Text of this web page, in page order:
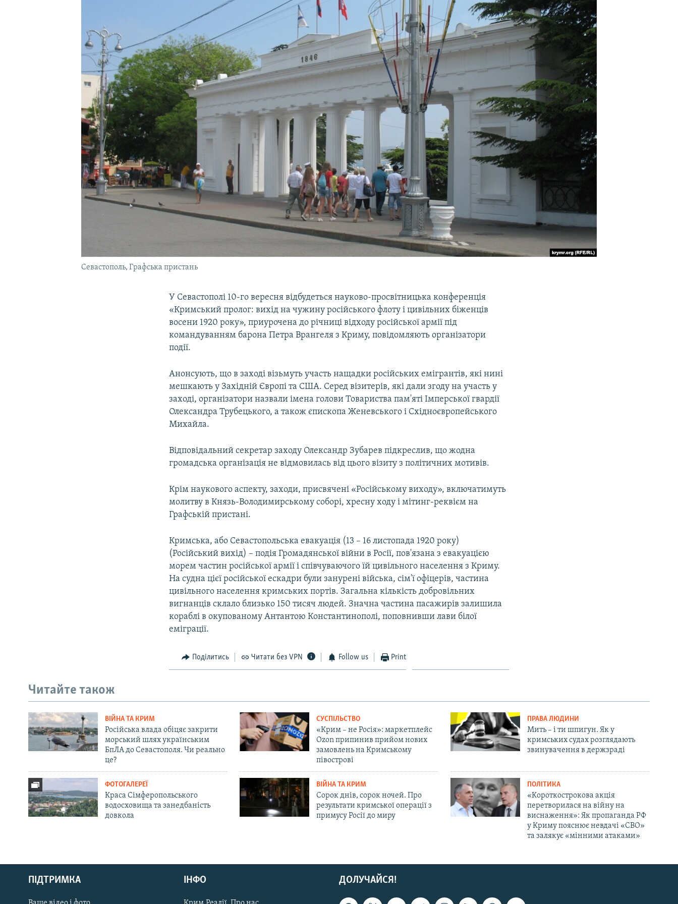
УКРАЇНСЬКА ПРОБЛЕМА КРИМУ
Русский
Qırımtatar
Севастополь, Графська пристань
У Севастополі 10-го вересня відбудеться науково-просвітницька конференція
«Кримський пролог: вихід на чужину російського флоту і цивільних біженців
восени 1920 року», приурочена до річниці відходу російської армії під
командуванням барона Петра Врангеля з Криму, повідомляють організатори
події.
Анонсують, що в заході візьмуть участь нащадки російських емігрантів, які нині
мешкають у Західній Європі та США. Серед візитерів, які дали згоду на участь у
заході, організатори назвали імена голови Товариства пам'яті Імперської гвардії
Олександра Трубецького, а також єпископа Женевського і Східноєвропейського
Михайла.
Відповідальний секретар заходу Олександр Зубарев підкреслив, що жодна
громадська організація не відмовилась від цього візиту з політичних мотивів.
Крім наукового аспекту, заходи, присвячені «Російському виходу», включатимуть
молитву в Князь-Володимирському соборі, хресну ходу і мітинг-реквієм на
Графській пристані.
Кримська, або Севастопольська евакуація (13 – 16 листопада 1920 року)
(Російський вихід) – подія Громадянської війни в Росії, пов'язана з евакуацією
морем частин російської армії і співчуваючого їй цивільного населення з Криму.
На судна цієї російської ескадри були занурені війська, сім'ї офіцерів, частина
цивільного населення кримських портів. Загальна кількість добровільних
вигнанців склало близько 150 тисяч людей. Значна частина пасажирів залишила
кораблі в окупованому Антантою Константинополі, поповнивши лави білої
еміграції.
Поділитись Читати без VPN Follow us Print
Читайте також
ВІЙНА ТА КРИМ
Російська влада обіцяє закрити
морський шлях українським
БпЛА до Севастополя. Чи реально
це?
СУСПІЛЬСТВО
«Крим – не Росія»: маркетплейс
Ozon припинив прийом нових
замовлень на Кримському
півострові
ПРАВА ЛЮДИНИ
Мить – і ти шпигун. Як у
кримських судах розглядають
звинувачення в держзраді
ФОТОГАЛЕРЕЇ
Краса Сімферопольського
водосховища та занедбаність
довкола
ВІЙНА ТА КРИМ
Сорок днів, сорок ночей. Про
результати кримської операції з
примусу Росії до миру
ПОЛІТИКА
«Короткострокова акція
перетворилася на війну на
виснаження»: Як пропаганда РФ
у Криму пояснює невдачі «СВО»
та залякує «мінними атаками»
ДОЛУЧАЙСЯ!
ПІДТРИМКА ІНФО